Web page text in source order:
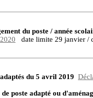
du poste / année
date limite 29 janvier /
du 5 avril 2019
poste adapté ou